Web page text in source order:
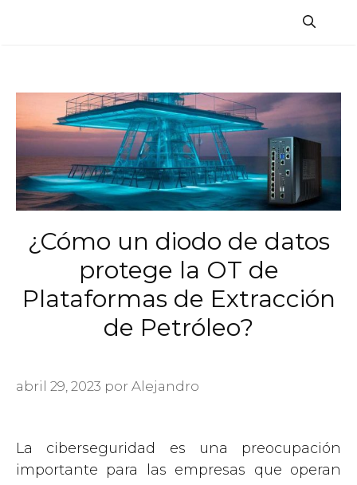
¿Cómo un diodo de datos
protege la OT de
Plataformas de Extracción
de Petróleo?
abril 29, 2023 por Alejandro
La ciberseguridad es una preocupación
importante para las empresas que operan